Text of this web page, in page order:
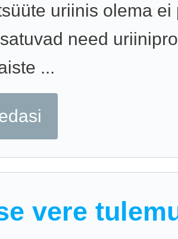
uriinis olema ei
need
...
vere